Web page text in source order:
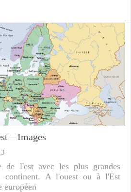
– Images
de l'est avec les plus grandes
continent. A l'ouest ou à l'Est
européen